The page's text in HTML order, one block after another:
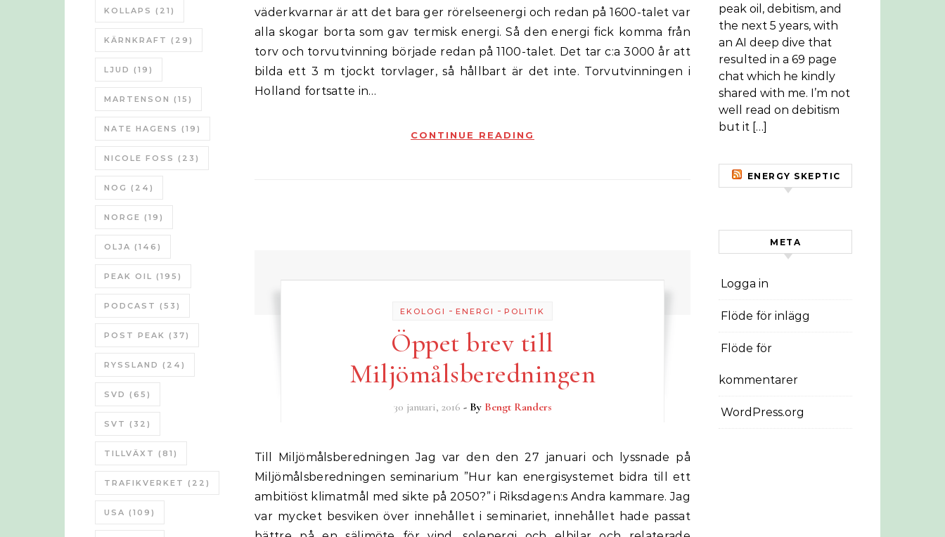
KOLLAPS (21)
KÄRNKRAFT (29)
LJUD (19)
MARTENSON (15)
NATE HAGENS (19)
NICOLE FOSS (23)
NOG (24)
NORGE (19)
OLJA (146)
PEAK OIL (195)
PODCAST (53)
POST PEAK (37)
RYSSLAND (24)
SVD (65)
SVT (32)
TILLVÄXT (81)
TRAFIKVERKET (22)
USA (109)
väderkvarnar är att det bara ger rörelseenergi och redan på 1600-talet var
alla skogar borta som gav termisk energi. Så den energi fick komma från
torv och torvutvinning började redan på 1100-talet. Det tar c:a 3000 år att
bilda ett 3 m tjockt torvlager, så hållbart är det inte. Torvutvinningen i
Holland fortsatte in…
CONTINUE READING
EKOLOGI - ENERGI - POLITIK
Öppet brev till
Miljömålsberedningen
30 januari, 2016 - By Bengt Randers
Till Miljömålsberedningen Jag var den den 27 januari och lyssnade på
Miljömålsberedningen seminarium ”Hur kan energisystemet bidra till ett
ambitiöst klimatmål med sikte på 2050?” i Riksdagen:s Andra kammare. Jag
var mycket besviken över innehållet i seminariet, innehållet hade passat
peak oil, debitism, and
the next 5 years, with
an AI deep dive that
resulted in a 69 page
chat which he kindly
shared with me. I’m not
well read on debitism
but it […]
ENERGY SKEPTIC
META
Logga in
Flöde för inlägg
Flöde för
kommentarer
WordPress.org